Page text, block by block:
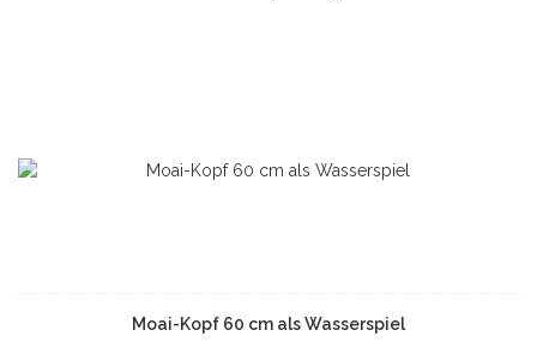
Moai-Kopf 60 cm als Wasserspiel